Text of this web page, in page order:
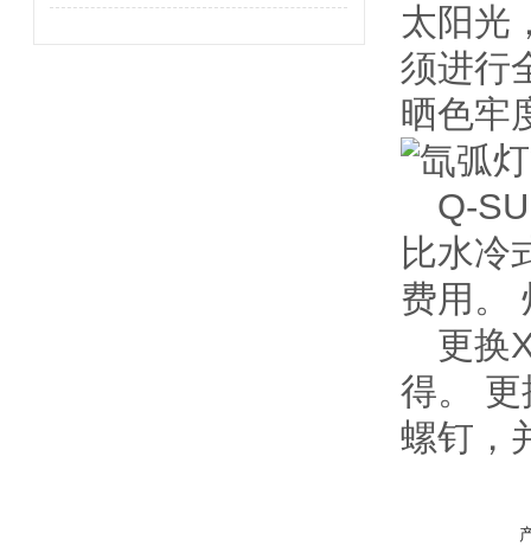
太阳光
须进行
晒色牢
Q-
比水冷
费用。
更换
得。
螺钉，